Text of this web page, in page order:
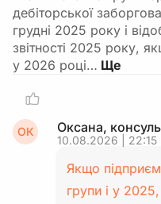
дебіторської
грудні 2025 року і
звітності 2025 року,
у 2026 році…
ОК Оксана,
10.08.2026 | 22:15
Якщо
групи і у